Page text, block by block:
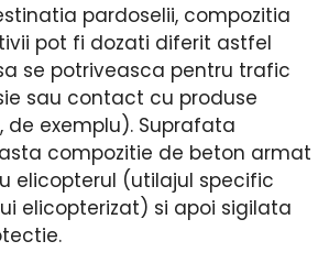
pardoselii, compozitia
pot fi dozati diferit astfel
se potriveasca pentru trafic
sau contact cu produse
de exemplu). Suprafata
compozitie de beton armat
elicopterul (utilajul specific
elicopterizat) si apoi sigilata